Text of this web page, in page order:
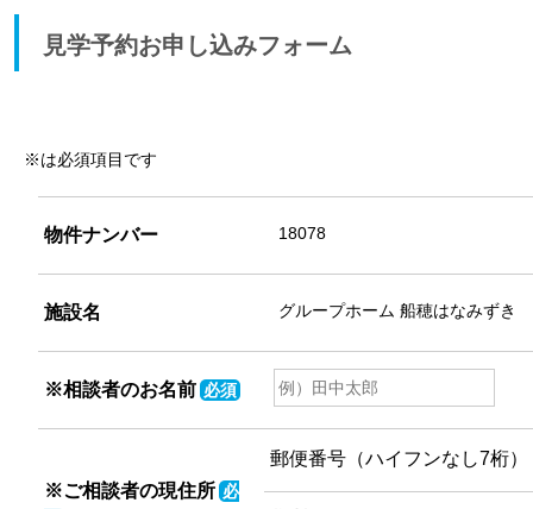
見学予約お申し込みフォーム
※は必須項目です
物件ナンバー
施設名
※相談者のお名前 必須
※ご相談者の現住所 必
郵便番号（ハイフンなし7桁）